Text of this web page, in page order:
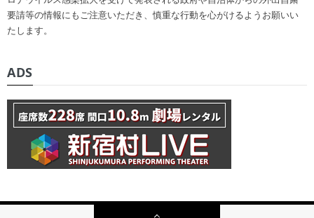
要請等の情報にもご注意いただき、慎重な行動を心がけるようお願いい
たします。
ADS